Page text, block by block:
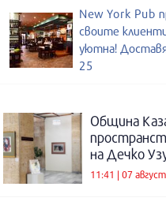
New York Pub
своите
уютна!
25
Община
на Дечко
11:41 | 07